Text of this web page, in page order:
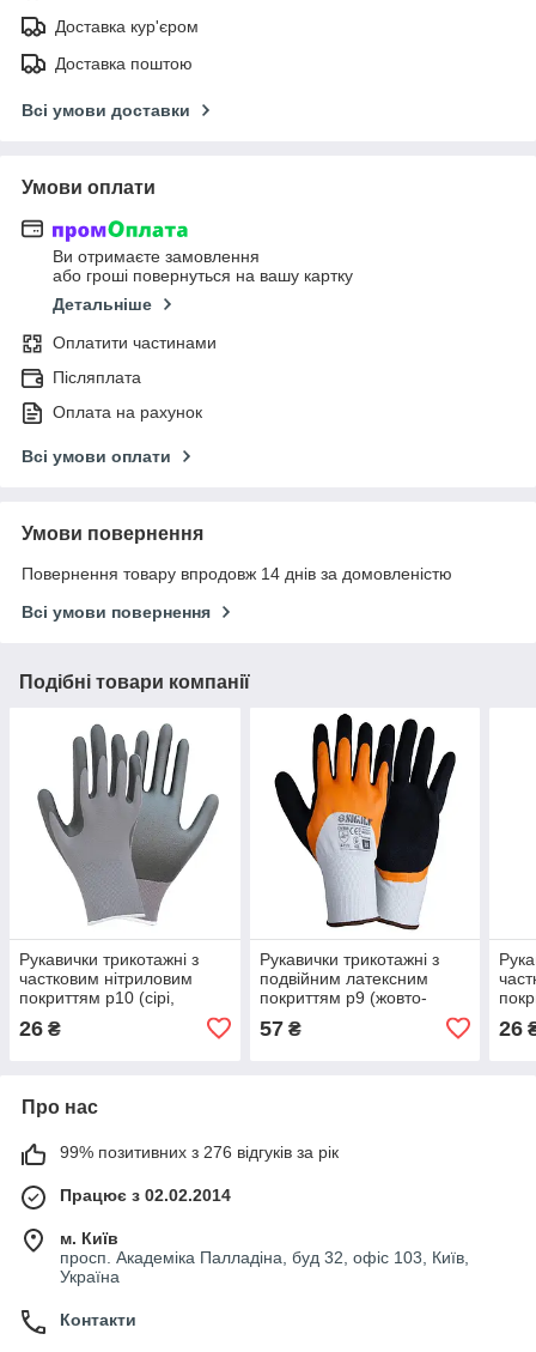
Доставка кур'єром
Доставка поштою
Всі умови доставки
Умови оплати
Ви отримаєте замовлення
або гроші повернуться на вашу картку
Детальніше
Оплатити частинами
Післяплата
Оплата на рахунок
Всі умови оплати
Умови повернення
Повернення товару впродовж 14 днів за домовленістю
Всі умови повернення
Подібні товари компанії
Рукавички трикотажні з
частковим нітриловим
покриттям р10 (сірі,
манжет) SIGMA (9443521)
26 ₴
Рукавички трикотажні з
подвійним латексним
покриттям р9 (жовто-
(9445611)
57₴ 26
Про нас
99% позитивних з 276 відгуків за рік
Працює з 02.02.2014
м. Київ
просп. Академіка Палладіна, буд 32, офіс 103, Київ,
Україна
Контакти